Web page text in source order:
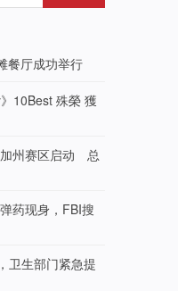
餐厅成功举行
10Best 殊榮 獲
加州赛区启动 总
药现身，FBI搜
卫生部门紧急提